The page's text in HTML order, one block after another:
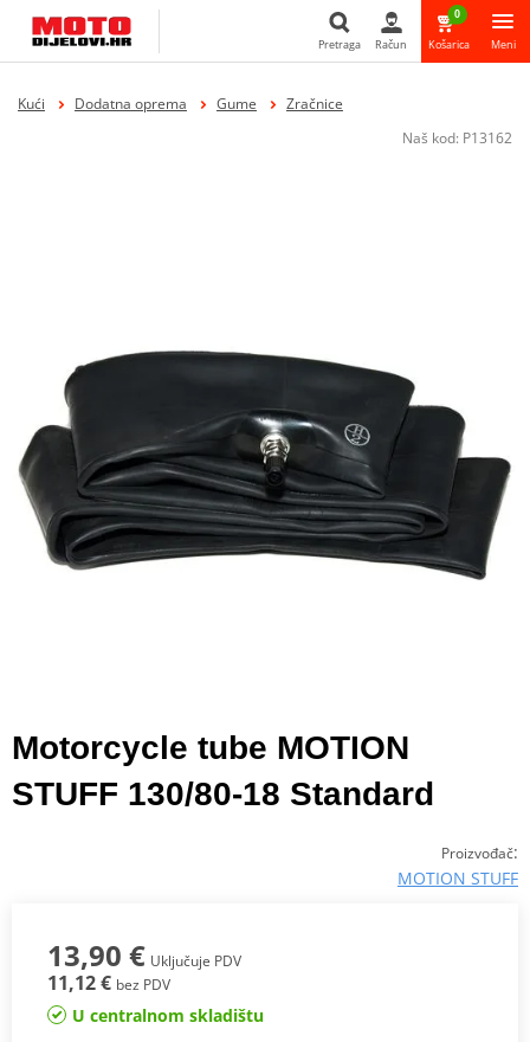
Pretraga Račun
0
Košarica Meni
Kući Dodatna oprema Gume
Zračnice
Naš kod: P13162
Motorcycle tube MOTION
STUFF 130/80-18 Standard
Proizvođač:
MOTION STUFF
13,90 € Uključuje PDV
11,12 € bez PDV
U centralnom skladištu